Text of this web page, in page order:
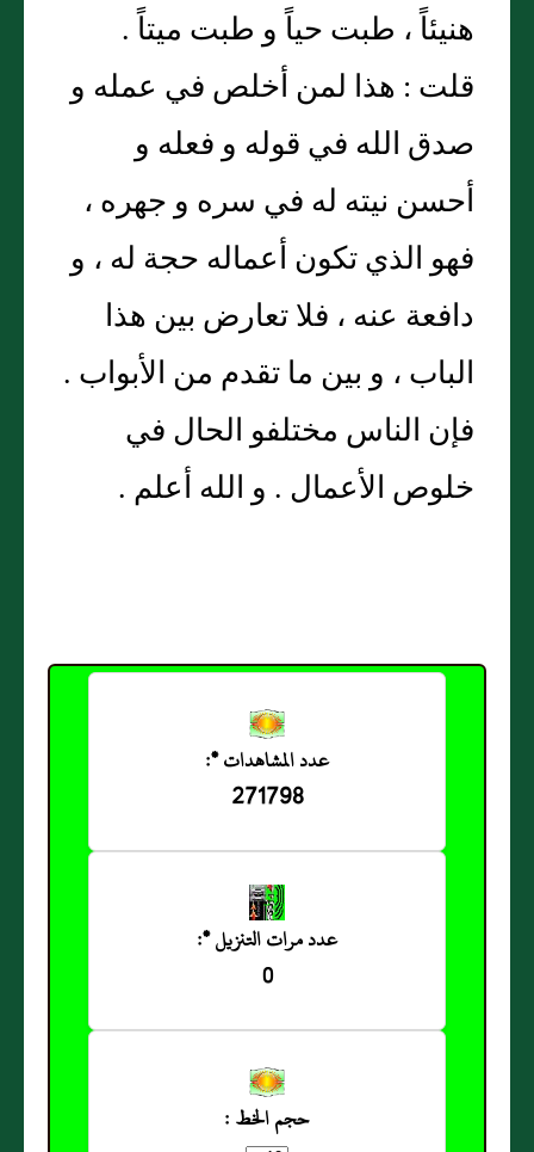
هنيئاً ، طبت حياً و طبت ميتاً .
قلت : هذا لمن أخلص في عمله و
صدق الله في قوله و فعله و
أحسن نيته له في سره و جهره ،
فهو الذي تكون أعماله حجة له ، و
دافعة عنه ، فلا تعارض بين هذا
الباب ، و بين ما تقدم من الأبواب .
فإن الناس مختلفو الحال في
خلوص الأعمال . و الله أعلم .
عدد المشاهدات *:
271798
عدد مرات التنزيل *:
0
حجم الخط :